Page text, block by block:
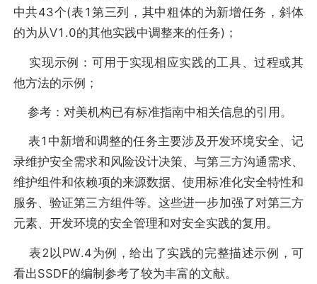
中共43个(表1第三列，其中粗体的为新增任务，斜体
的为从V1.0的其他实践中调整来的任务)；
实现示例：可用于实现相应实践的工具、过程或其
他方法的示例；
参考：对美机构已有标准指南中相关信息的引用。
表1中新增和调整的任务主要涉及开发环境安全、记
录维护安全需求和风险设计决策、与第三方沟通需求、
维护组件和依赖项的来源数据、使用标准化安全特性和
服务、验证第三方组件等。这些进一步加强了对第三方
元素、开发环境的安全管理和对安全实践的复用。
表2以PW.4为例，给出了实践的完整描述示例，可
看出SSDF的编制参考了较为丰富的文献。